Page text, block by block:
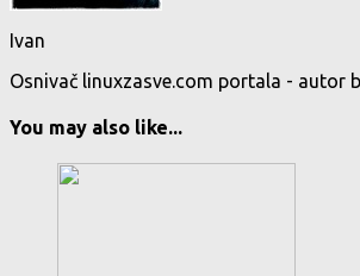
Ivan
Osnivač linuxzasve.com portala - autor
You may also like...